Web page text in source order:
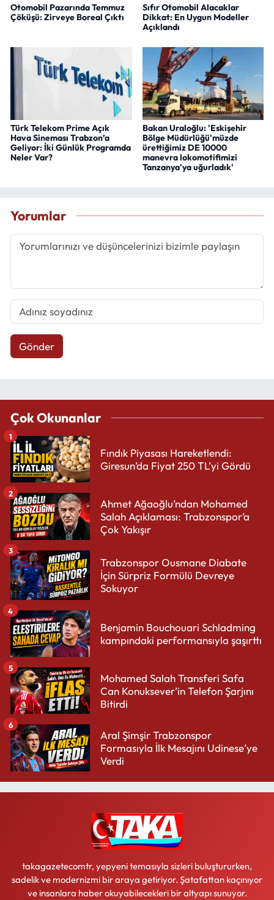
Otomobil Pazarında Temmuz
Çöküşü: Zirveye Boreal Çıktı
Sıfır Otomobil Alacaklar
Dikkat: En Uygun Modeller
Açıklandı
Türk Telekom Prime Açık
Hava Sineması Trabzon’a
Geliyor: İki Günlük Programda
Neler Var?
Bakan Uraloğlu: 'Eskişehir
Bölge Müdürlüğü'müzde
ürettiğimiz DE 10000
manevra lokomotifimizi
Tanzanya'ya uğurladık'
Yorumlar
Gönder
Çok Okunanlar
Fındık Piyasası Hareketlendi:
Giresun’da Fiyat 250 TL’yi Gördü
1
Ahmet Ağaoğlu’ndan Mohamed
Salah Açıklaması: Trabzonspor’a
Çok Yakışır
2
Trabzonspor Ousmane Diabate
İçin Sürpriz Formülü Devreye
Sokuyor
3
Benjamin Bouchouari Schladming
kampındaki performansıyla şaşırttı
4
Mohamed Salah Transferi Safa
Can Konuksever’in Telefon Şarjını
Bitirdi
5
Aral Şimşir Trabzonspor
Formasıyla İlk Mesajını Udinese’ye
Verdi
6
takagazetecomtr, yepyeni temasıyla sizleri buluştururken,
sadelik ve modernizmi bir araya getiriyor. Şatafattan kaçınıyor
ve insanlara haber okuyabilecekleri bir altyapı sunuyor.